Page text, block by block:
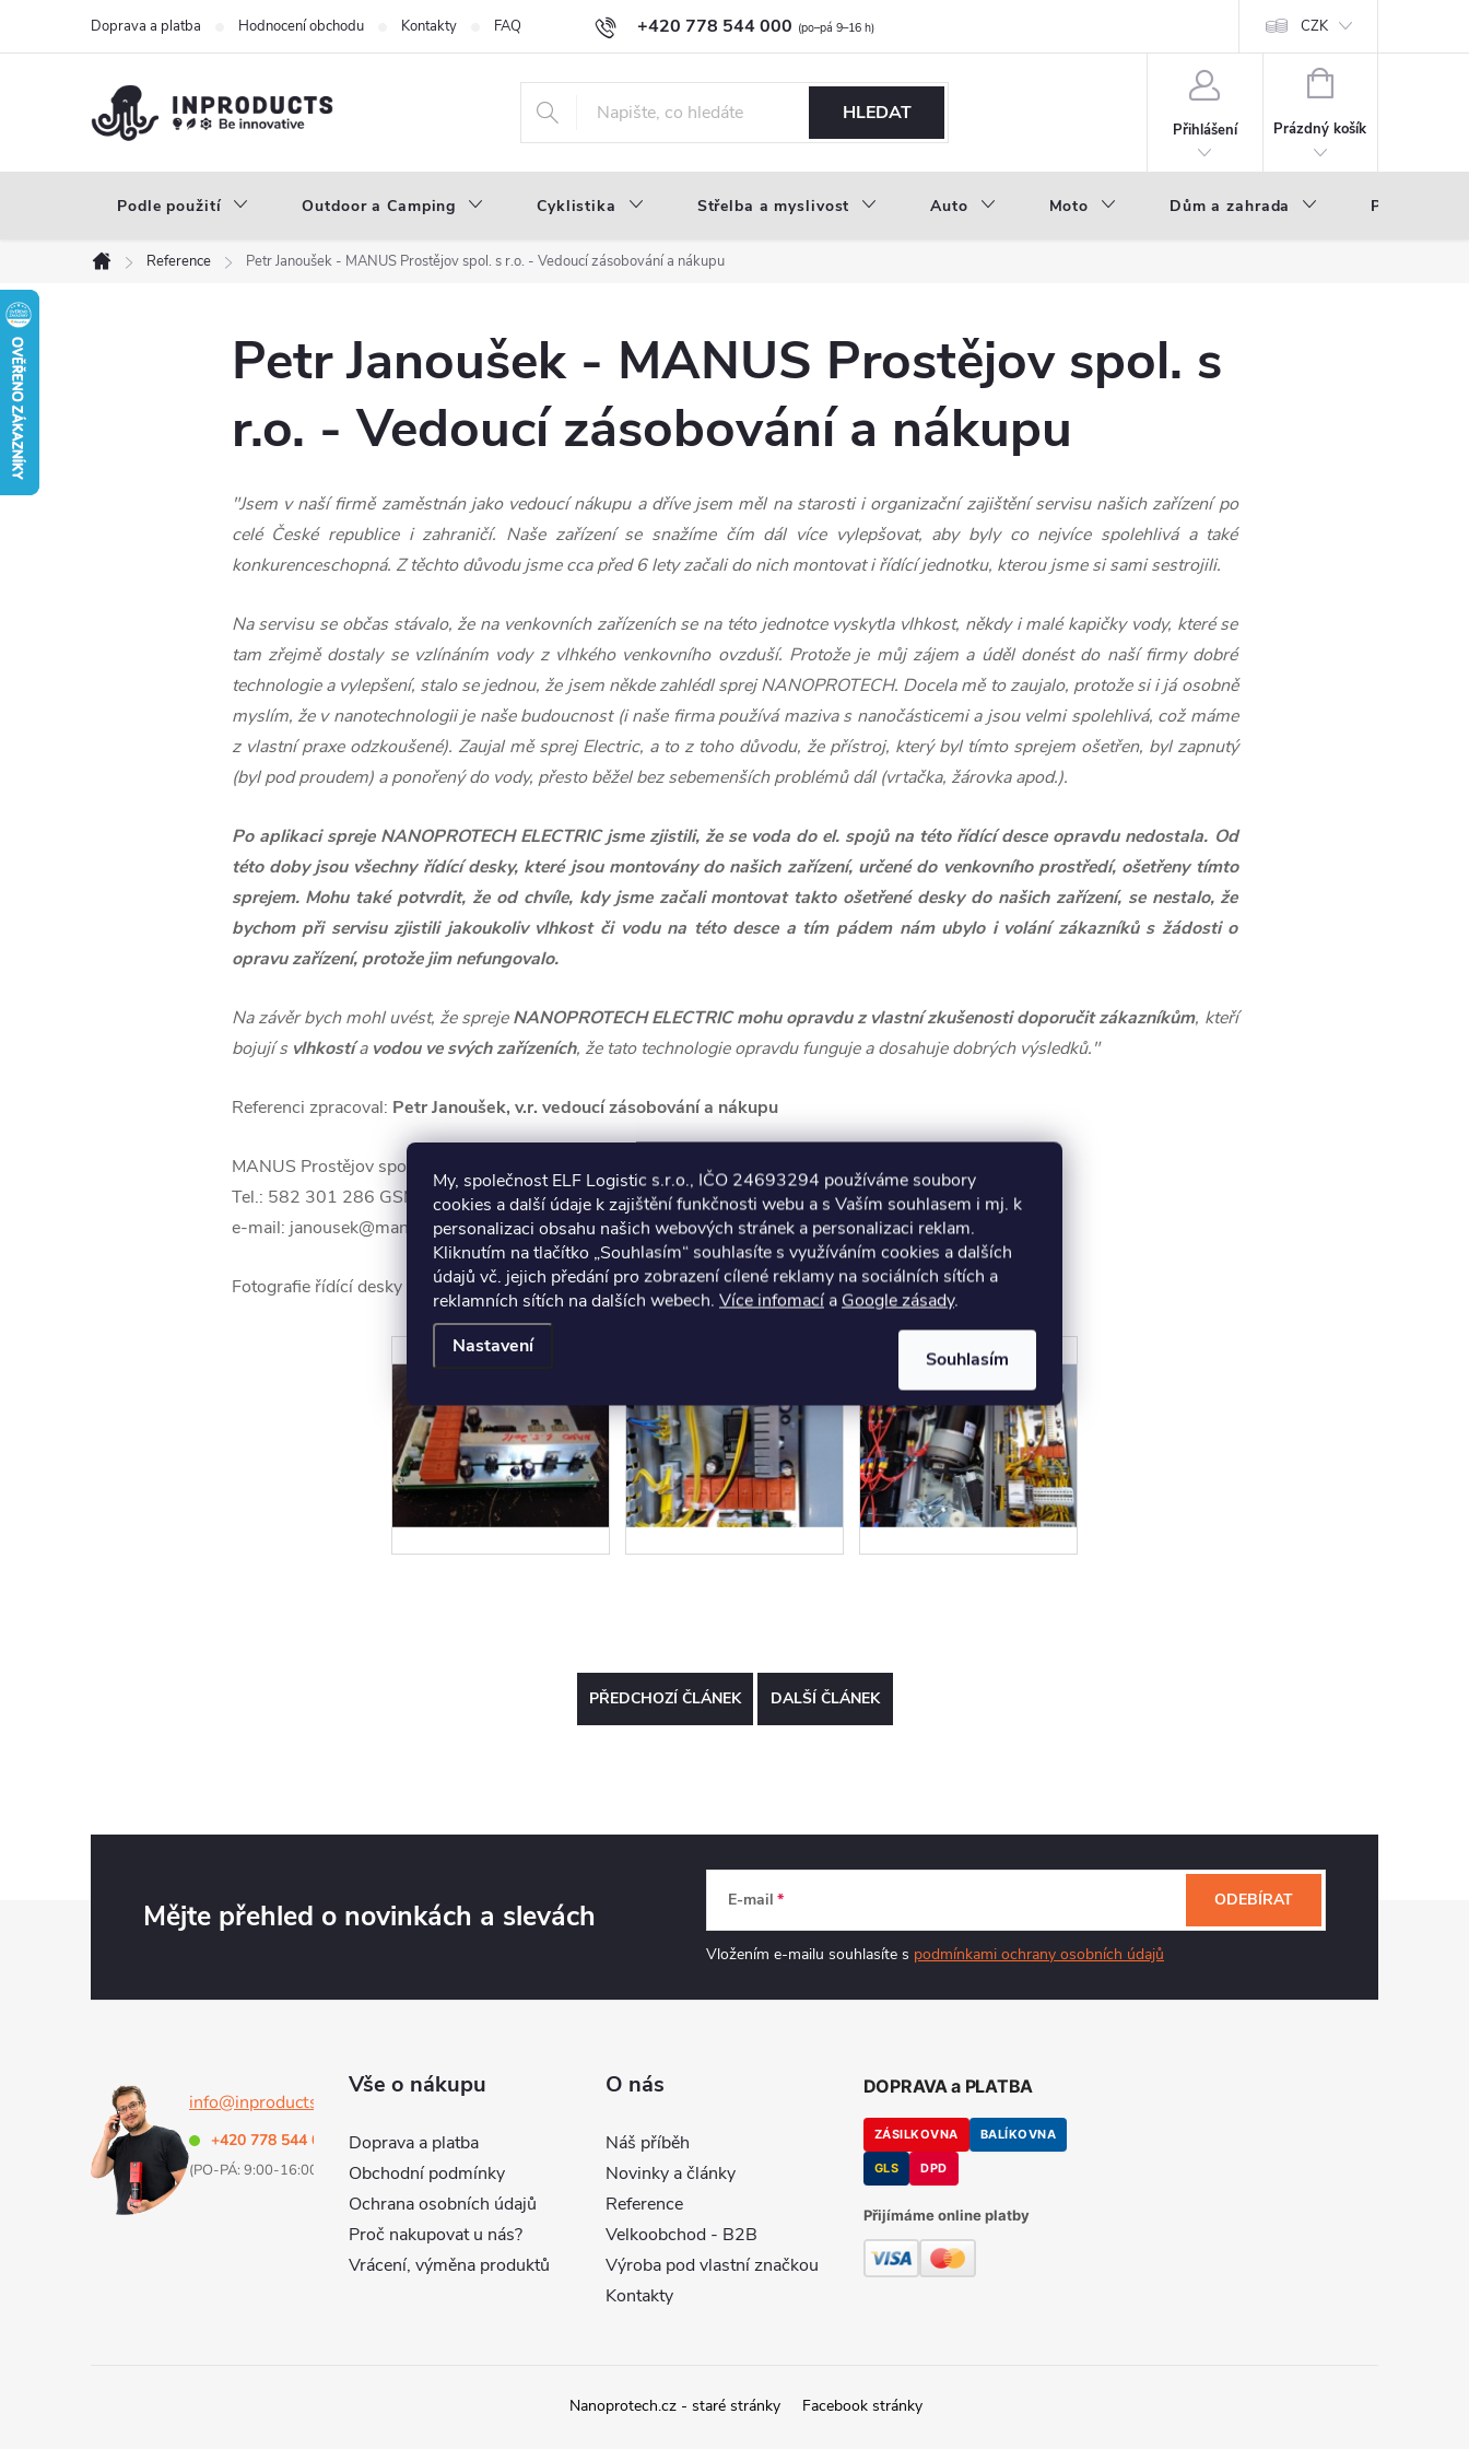
My, společnost ELF Logistic s.r.o., IČO 24693294 používáme soubory
cookies a další údaje k zajištění funkčnosti webu a s Vaším souhlasem i mj. k
personalizaci obsahu našich webových stránek a personalizaci reklam.
Kliknutím na tlačítko „Souhlasím“ souhlasíte s využíváním cookies a dalších
údajů vč. jejich předání pro zobrazení cílené reklamy na sociálních sítích a
reklamních sítích na dalších webech. Více infomací aGoogle zásady.
Nastavení
Souhlasím
+420 778 544 000
info@inproducts.cz
Doprava a platba Hodnocení obchodu Kontakty FAQ Novinky Náš příběh Průvodce materiály CZK
HLEDAT
Přihlášení
NÁKUPNÍ
Prázdný košík
Podle použití Outdoor a Camping Cyklistika Střelba a myslivost Auto Moto Dům a zahrada
Domů
Reference Petr Janoušek - MANUS Prostějov spol. s r.o. - Vedoucí zásobování a nákupu
Petr Janoušek - MANUS Prostějov spol. s
r.o. - Vedoucí zásobování a nákupu
"Jsem v naší firmě zaměstnán jako vedoucí nákupu a dříve jsem měl na starosti i organizační zajištění servisu našich zařízení po
celé České republice i zahraničí. Naše zařízení se snažíme čím dál více vylepšovat, aby byly co nejvíce spolehlivá a také
konkurenceschopná. Z těchto důvodu jsme cca před 6 lety začali do nich montovat i řídící jednotku, kterou jsme si sami sestrojili.
Na servisu se občas stávalo, že na venkovních zařízeních se na této jednotce vyskytla vlhkost, někdy i malé kapičky vody, které se
tam zřejmě dostaly se vzlínáním vody z vlhkého venkovního ovzduší. Protože je můj zájem a úděl donést do naší firmy dobré
technologie a vylepšení, stalo se jednou, že jsem někde zahlédl sprej NANOPROTECH. Docela mě to zaujalo, protože si i já osobně
myslím, že v nanotechnologii je naše budoucnost (i naše firma používá maziva s nanočásticemi a jsou velmi spolehlivá, což máme
z vlastní praxe odzkoušené). Zaujal mě sprej Electric, a to z toho důvodu, že přístroj, který byl tímto sprejem ošetřen, byl zapnutý
(byl pod proudem) a ponořený do vody, přesto běžel bez sebemenších problémů dál (vrtačka, žárovka apod.).
Po aplikaci spreje NANOPROTECH ELECTRIC jsme zjistili, že se voda do el. spojů na této řídící desce opravdu nedostala. Od
této doby jsou všechny řídící desky, které jsou montovány do našich zařízení, určené do venkovního prostředí, ošetřeny tímto
sprejem. Mohu také potvrdit, že od chvíle, kdy jsme začali montovat takto ošetřené desky do našich zařízení, se nestalo, že
bychom při servisu zjistili jakoukoliv vlhkost či vodu na této desce a tím pádem nám ubylo i volání zákazníků s žádosti o
opravu zařízení, protože jim nefungovalo.
Na závěr bych mohl uvést, že sprejeNANOPROTECH ELECTRIC mohu opravdu z vlastní zkušenosti doporučit zákazníkům, kteří
bojují s vlhkostía vodou ve svých zařízeních, že tato technologie opravdu funguje a dosahuje dobrých výsledků."
Referenci zpracoval: Petr Janoušek, v.r. vedoucí zásobování a nákupu
MANUS Prostějov spol. s r.o., Za drahou 4332/4, 796 87 Prostějov
Tel.: 582 301 286 GSM: 608 63 98 63 Fax: 582 301 244
e-mail: janousek@manuspv.cz http:www.manuspv.cz
Fotografie řídící desky ošetřené sprejem Nanoprotech Electric:
PŘEDCHOZÍ ČLÁNEK DALŠÍ ČLÁNEK
Mějte přehled o novinkách a slevách E-mail
Vložením e-mailu souhlasíte s podmínkami ochrany osobních údajů
ODEBÍRAT
info@inproducts.cz
+420 778 544 000
(PO-PÁ: 9:00-16:00 h)
Vše o nákupu
Doprava a platba
Obchodní podmínky
Ochrana osobních údajů
Proč nakupovat u nás?
Vrácení, výměna produktů
O nás
Náš příběh
Novinky a články
Reference
Velkoobchod - B2B
Výroba pod vlastní značkou
Kontakty
DOPRAVA a PLATBA
ZÁSILKOVNA BALÍKOVNA
GLS DPD
Přijímáme online platby
Nanoprotech.cz - staré stránky Facebook stránky